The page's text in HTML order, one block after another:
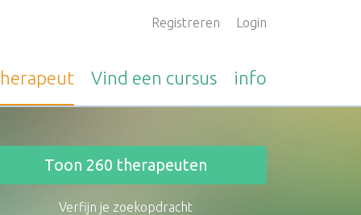
Registreren Login
Vind een cursus info
Toon 260 therapeuten
Verfijn je zoekopdracht